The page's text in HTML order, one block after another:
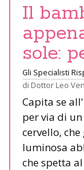
Il
sole:
Gli Specialisti
di Dottor Leo
Capita se
per via di
cervello,
luminosa
che spetta